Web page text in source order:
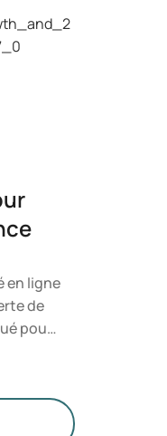
ainsi à
un
en ligne
de
pour